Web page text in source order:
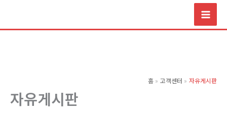
츠
홈 고객센터 자유게시판
자유게시판